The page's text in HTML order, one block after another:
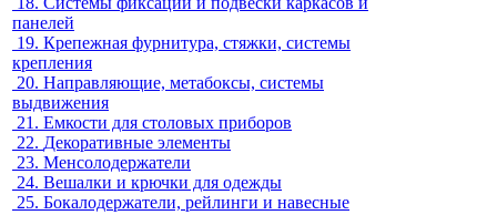
панелей
19. Крепежная фурнитура, стяжки, системы
крепления
20. Направляющие, метабоксы, системы
выдвижения
21. Емкости для столовых приборов
22. Декоративные элементы
23. Менсолодержатели
24. Вешалки и крючки для одежды
25. Бокалодержатели, рейлинги и навесные